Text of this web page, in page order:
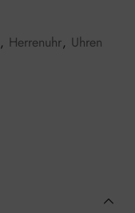
, Herrenuhr, Uhren